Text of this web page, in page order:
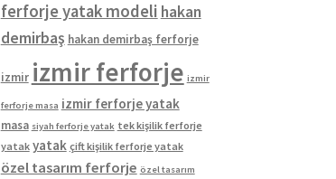
ferforje yatak modeli hakan
demirbaş hakan demirbaş ferforje
izmir izmir ferforje izmir
ferforje masa izmir ferforje yatak
masa siyah ferforje yatak tek kişilik ferforje
yatak yatak çift kişilik ferforje yatak
özel tasarım ferforje özel tasarım